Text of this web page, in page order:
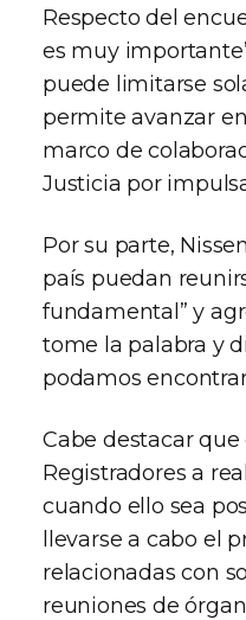
Respecto del
es muy
puede limitarse
permite avanzar
marco de
Justicia por
Por su parte,
país puedan
fundamental” y
tome la palabra y
podamos
Cabe destacar que
Registradores a
cuando ello sea
llevarse a cabo el
relacionadas con
reuniones de